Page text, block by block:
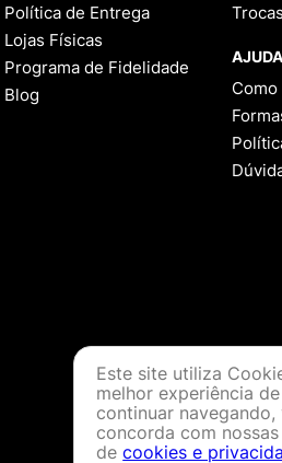
Política de Entrega
Lojas Físicas
Programa de Fidelidade
Blog
AJUDA
Este site utiliza
melhor experiência
continuar navegando,
concorda com
decookies e